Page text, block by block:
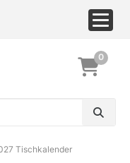
0
Tischkalender